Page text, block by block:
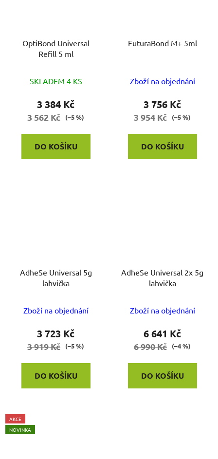
OptiBond Universal
Refill 5 ml
hodnocení
produktu
je
5
SKLADEM 4 KS
3 384 Kč
3 562 Kč (–5 %)
DO KOŠÍKU
FuturaBond M+ 5ml
Zboží na objednání
3 756 Kč
3 954 Kč (–5 %)
DO KOŠÍKU
AdheSe Universal 5g
lahvička
Zboží na objednání
3 723 Kč
3 919 Kč (–5 %)
DO KOŠÍKU
AdheSe Universal 2x 5g
lahvička
Zboží na objednání
6 641 Kč
6 990 Kč (–4 %)
DO KOŠÍKU
AKCE
NOVINKA